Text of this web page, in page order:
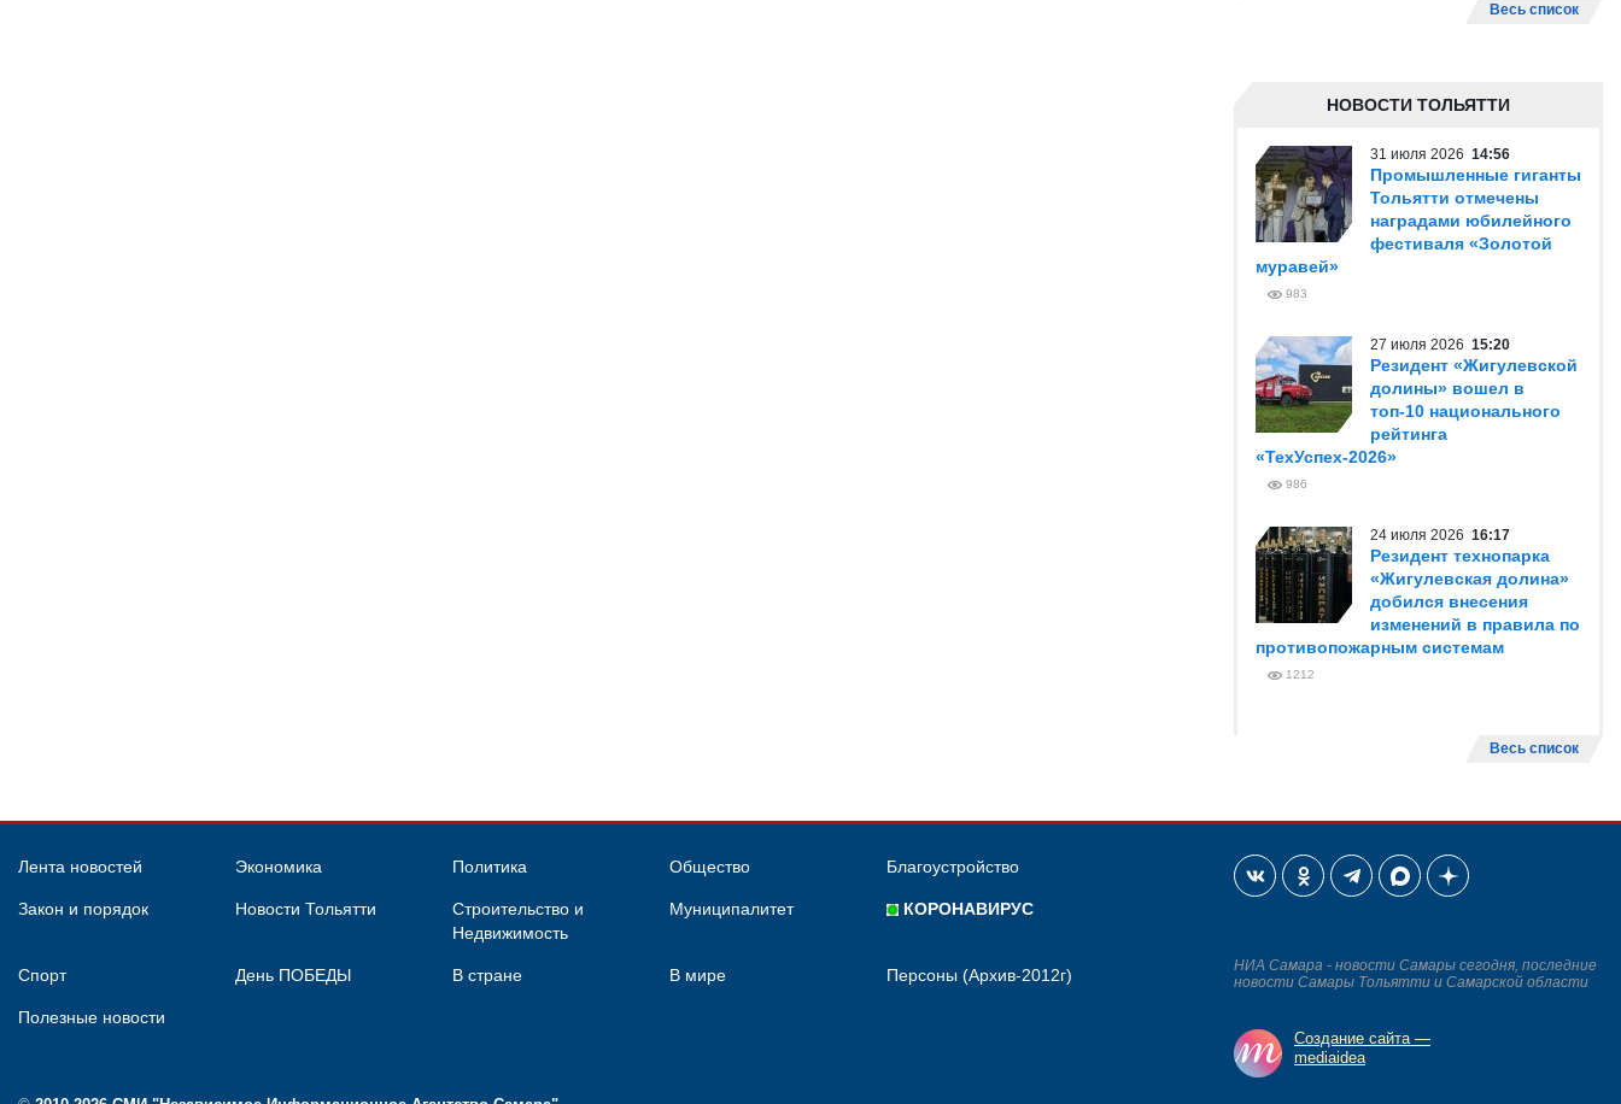
Весь список
НОВОСТИ ТОЛЬЯТТИ
31 июля 2026 14:56
Промышленные гиганты
Тольятти отмечены
наградами юбилейного
фестиваля «Золотой
муравей»
983
27 июля 2026 15:20
Резидент «Жигулевской
долины» вошел в
топ-10 национального
рейтинга
«ТехУспех-2026»
986
24 июля 2026 16:17
Резидент технопарка
«Жигулевская долина»
добился внесения
изменений в правила по
противопожарным системам
1212
Весь список
Лента новостей Экономика Политика Общество Благоустройство
Закон и порядок Новости Тольятти
Строительство и
Недвижимость
Муниципалитет КОРОНАВИРУС
Спорт День ПОБЕДЫ В стране В мире Персоны (Архив-2012г)
Полезные новости
НИА Самара - новости Самары сегодня, последние
новости Самары Тольятти и Самарской области
Создание сайта —
mediaidea